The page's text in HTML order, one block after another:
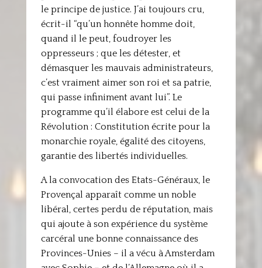
le principe de justice. J’ai toujours cru,
écrit-il “qu’un honnête homme doit,
quand il le peut, foudroyer les
oppresseurs ; que les détester, et
démasquer les mauvais administrateurs,
c’est vraiment aimer son roi et sa patrie,
qui passe infiniment avant lui”. Le
programme qu’il élabore est celui de la
Révolution : Constitution écrite pour la
monarchie royale, égalité des citoyens,
garantie des libertés individuelles.
A la convocation des Etats-Généraux, le
Provençal apparaît comme un noble
libéral, certes perdu de réputation, mais
qui ajoute à son expérience du système
carcéral une bonne connaissance des
Provinces-Unies – il a vécu à Amsterdam